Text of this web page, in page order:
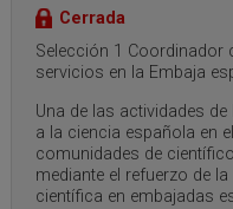
Cerrada
Selección 1 Coordinador
servicios en la Embaja
Una de las actividades
a la ciencia española en
comunidades de
mediante el refuerzo de
científica en embajadas